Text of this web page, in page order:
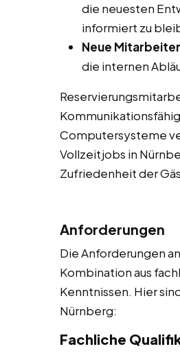
die neuesten
informiert zu
Neue
die internen
Computersysteme
Vollzeitjobs in
Zufriedenheit der
Anforderungen
Die Anforderungen
Kombination aus
Kenntnissen. Hier
Nürnberg:
Fachliche